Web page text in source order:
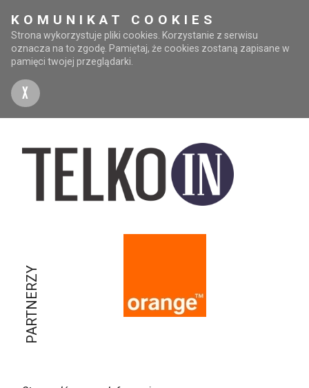
KOMUNIKAT COOKIES
Strona wykorzystuje pliki cookies. Korzystanie z serwisu
oznacza na to zgodę. Pamiętaj, że cookies zostaną zapisane w
pamięci twojej przeglądarki.
X
PARTNERZY